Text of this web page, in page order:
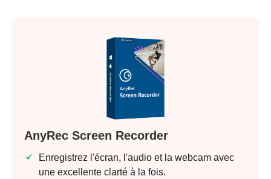
AnyRec Screen Recorder
Enregistrez l'écran, l'audio et la webcam avec
une excellente clarté à la fois.